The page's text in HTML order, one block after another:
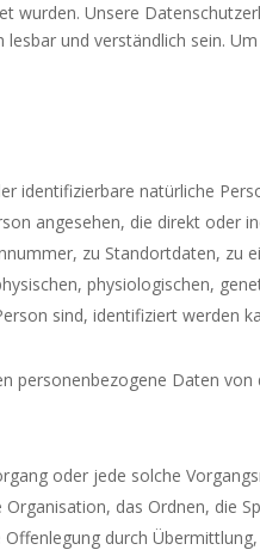
wurden. Unsere
und verständlich sein.
identifizierbare natürliche
angesehen, die direkt oder
zu Standortdaten, zu
physiologischen,
sind, identifiziert werden
personenbezogene Daten von
oder jede solche
das Ordnen, die
durch